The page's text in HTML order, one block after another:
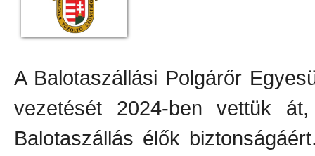
A Balotaszállási Polgárőr
vezetését 2024-ben vettük
Balotaszállás élők